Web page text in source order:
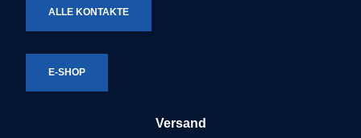
ALLE KONTAKTE
E-SHOP
Versand